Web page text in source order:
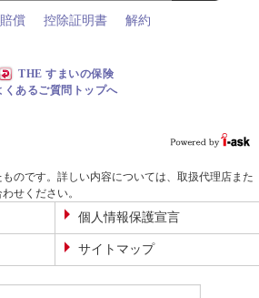
償 控除証明書 解約
THE すまいの保険
くあるご質問トップへ
のです。詳しい内容については、取扱代理店また
せください。
個人情報保護宣言
サイトマップ